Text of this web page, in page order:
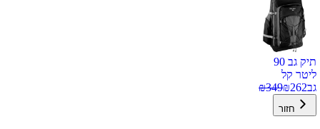
תיק גב 90
ליטר קל
גב
₪262
₪349
חזור